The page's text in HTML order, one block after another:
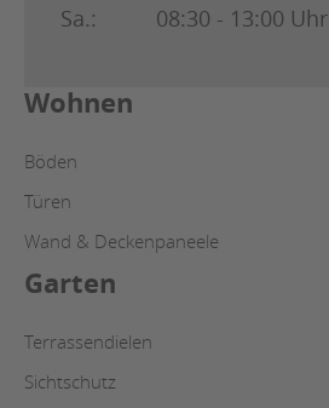
Sa.:
08:30 - 13:00 Uhr
Wohnen
Böden
Türen
Wand & Deckenpaneele
Garten
Terrassendielen
Sichtschutz